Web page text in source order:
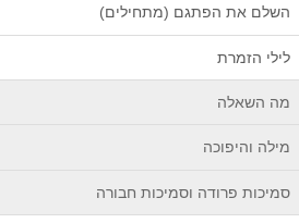
השלם את הפתגם (מתחילים)
לילי הזמרת
מה השאלה
מילה והיפוכה
סמיכות פרודה וסמיכות חבורה